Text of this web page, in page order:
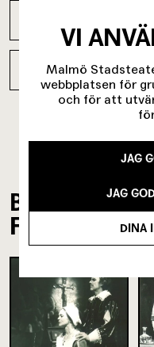
ROBERT ORNBOLjus
BILDER FRÅN
VI
Malmö
webbplatsen för
och för att
JAG
JAG
DINA